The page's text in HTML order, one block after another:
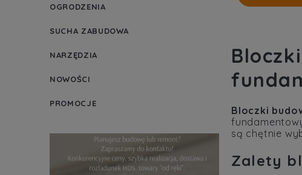
OGRODZENIA
SUCHA ZABUDOWA
NARZĘDZIA
NOWOŚCI
PROMOCJE
Bloczki
są chętnie
Zalety